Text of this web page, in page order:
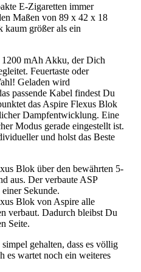
E-Zigaretten immer
Maßen von 89 x 42 x 18
kaum größer als ein
1200 mAh Akku, der Dich
Feuertaste oder
Geladen wird
passende Kabel findest Du
das Aspire Flexus Blok
Dampfentwicklung. Eine
Modus gerade eingestellt ist.
und holst das Beste
Blok über den bewährten 5-
aus. Der verbaute ASP
Sekunde.
Blok von Aspire alle
verbaut. Dadurch bleibst Du
Seite.
gehalten, dass es völlig
es wartet noch ein weiteres